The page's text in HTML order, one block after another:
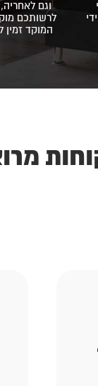
וגם
לרשותכם
המוקד